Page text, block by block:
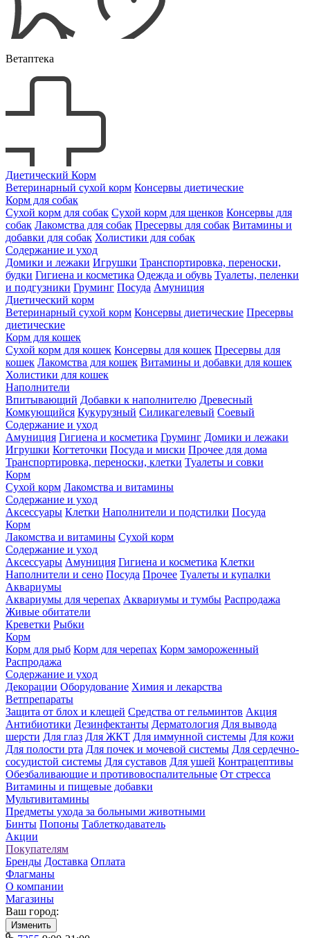
Ветаптека
Диетический Корм
Ветеринарный сухой корм Консервы диетические
Корм для собак
Сухой корм для собак Сухой корм для щенков Консервы для
собак Лакомства для собак Пресервы для собак Витамины и
добавки для собак Холистики для собак
Содержание и уход
Домики и лежаки Игрушки Транспортировка, переноски,
будки Гигиена и косметика Одежда и обувь Туалеты, пеленки
и подгузники Груминг Посуда Амуниция
Диетический корм
Ветеринарный сухой корм Консервы диетические Пресервы
диетические
Корм для кошек
Сухой корм для кошек Консервы для кошек Пресервы для
кошек Лакомства для кошек Витамины и добавки для кошек
Холистики для кошек
Наполнители
Впитывающий Добавки к наполнителю Древесный
Комкующийся Кукурузный Силикагелевый Соевый
Содержание и уход
Амуниция Гигиена и косметика Груминг Домики и лежаки
Игрушки Когтеточки Посуда и миски Прочее для дома
Транспортировка, переноски, клетки Туалеты и совки
Корм
Сухой корм Лакомства и витамины
Содержание и уход
Аксессуары Клетки Наполнители и подстилки Посуда
Корм
Лакомства и витамины Сухой корм
Содержание и уход
Аксессуары Амуниция Гигиена и косметика Клетки
Наполнители и сено Посуда Прочее Туалеты и купалки
Аквариумы
Аквариумы для черепах Аквариумы и тумбы Распродажа
Живые обитатели
Креветки Рыбки
Корм
Корм для рыб Корм для черепах Корм замороженный
Распродажа
Содержание и уход
Декорации Оборудование Химия и лекарства
Ветпрепараты
Защита от блох и клещей Средства от гельминтов Акция
Антибиотики Дезинфектанты Дерматология Для вывода
шерсти Для глаз Для ЖКТ Для иммунной системы Для кожи
Для полости рта Для почек и мочевой системы Для сердечно-
сосудистой системы Для суставов Для ушей Контрацептивы
Обезбаливающие и противовоспалительные От стресса
Витамины и пищевые добавки
Мультивитамины
Предметы ухода за больными животными
Бинты Попоны Таблеткодаватель
Акции
Покупателям
Бренды Доставка Оплата
Флагманы
О компании
Магазины
Ваш город:
Изменить